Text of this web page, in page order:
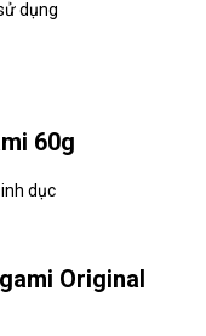
dụng
60g
dục
Original